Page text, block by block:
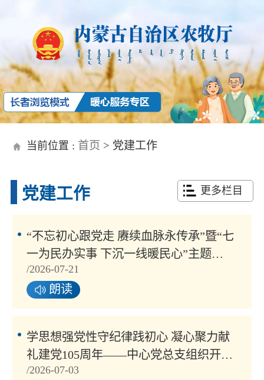
当前位置 : 首页 > 党建工作
党建工作 更多栏目
“不忘初心跟党走 赓续血脉永传承”暨“七
一为民办实事 下沉一线暖民心”主题党
日活动
/2026-07-21
朗读
学思想强党性守纪律践初心 凝心聚力献
礼建党105周年——中心党总支组织开展
庆七一主题党日活动
/2026-07-03